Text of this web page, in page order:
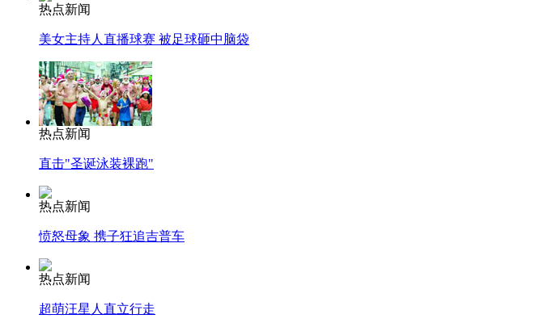
热点新闻
美女主持人直播球赛 被足球砸中脑袋
热点新闻
直击"圣诞泳装裸跑"
热点新闻
愤怒母象 携子狂追吉普车
热点新闻
超萌汪星人直立行走